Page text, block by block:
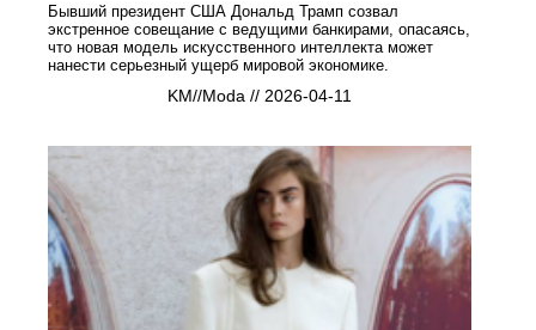
Бывший президент США Дональд Трамп созвал
экстренное совещание с ведущими банкирами, опасаясь,
что новая модель искусственного интеллекта может
нанести серьезный ущерб мировой экономике.
KM//Moda // 2026-04-11